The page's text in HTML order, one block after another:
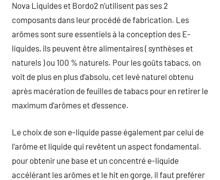
Nova Liquides et Bordo2 n’utilisent pas ses 2
composants dans leur procédé de fabrication. Les
arômes sont sure essentiels à la conception des E-
liquides, ils peuvent être alimentaires ( synthèses et
naturels ) ou 100 % naturels. Pour les goûts tabacs, on
voit de plus en plus d’absolu, cet levé naturel obtenu
après macération de feuilles de tabacs pour en retirer le
maximum d’arômes et d’essence.
Le choix de son e-liquide passe également par celui de
l’arôme et liquide qui revêtent un aspect fondamental.
pour obtenir une base et un concentré e-liquide
accélérant les arômes et le hit en gorge, il faut preférer